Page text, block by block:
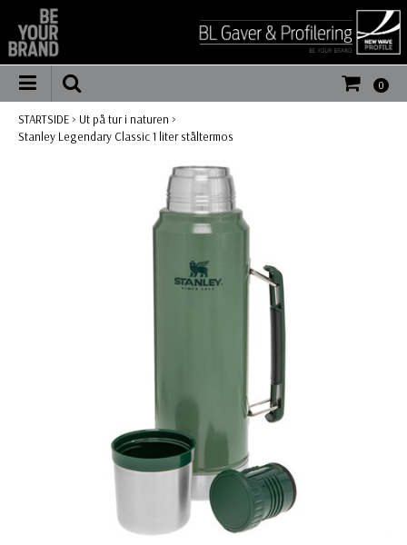
0
STARTSIDE> Ut på tur i naturen >
Stanley Legendary Classic 1 liter ståltermos